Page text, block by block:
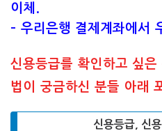
이체.
– 우리은행 결제계좌에서
신용등급를 확인하고 싶
법이 궁금하신 분들 아래
신용등급, 신